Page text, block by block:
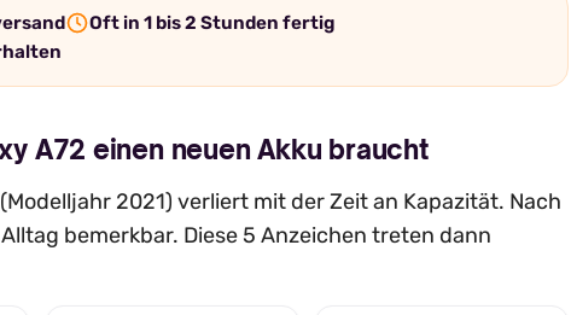
Oft in 1 bis 2 Stunden fertig
A72 einen neuen Akku braucht
2021) verliert mit der Zeit an Kapazität. Nach
bemerkbar. Diese 5 Anzeichen treten dann